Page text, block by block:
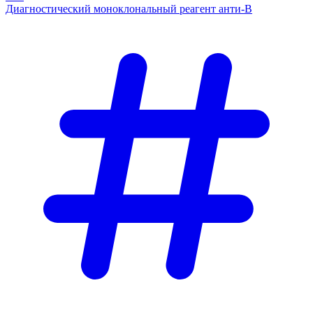
Диагностический моноклональный реагент анти-В